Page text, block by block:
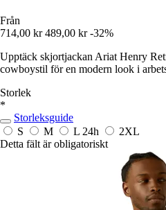
Från
714,00 kr 489,00 kr -32%
Upptäck skjortjackan Ariat Henry
cowboystil för en modern look i
Storlek
*
Storleksguide
S
M L 24h
2XL
Detta fält är obligatoriskt